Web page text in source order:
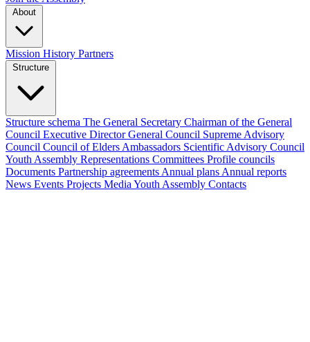
About
Mission History Partners
Structure
Structure schema The General Secretary Chairman of the General
Council Executive DirectorGeneral Council Supreme Advisory
Council Council of Elders Ambassadors Scientific Advisory Council
Youth Assembly Representations Committees Profile councils
Documents Partnership agreements Annual plans Annual reports
News Events Projects Media Youth Assembly Contacts